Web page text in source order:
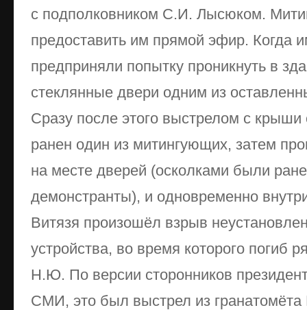
с подполковником С.И. Лысюком.
предоставить им прямой эфир. Когда
предприняли попытку проникнуть в
стеклянные двери одним из
Сразу после этого выстрелом с
ранен один из митингующих, затем
на месте дверей (осколками были
демонстранты), и одновременно
Витязя произошёл взрыв
устройства, во время которого погиб
Н.Ю. По версии сторонников
СМИ, это был выстрел из